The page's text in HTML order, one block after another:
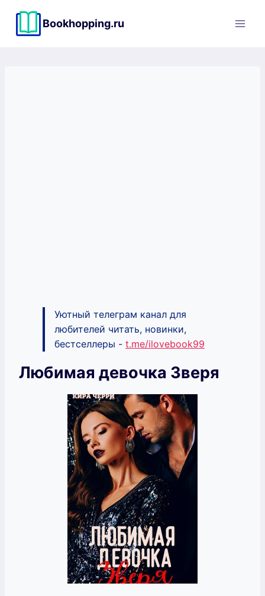
содержимому
Bookhopping.ru
Уютный телеграм канал для
любителей читать, новинки,
бестселлеры - t.me/ilovebook99
Любимая девочка Зверя